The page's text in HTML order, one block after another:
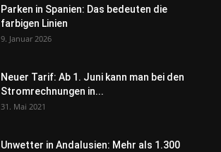
Parken in Spanien: Das bedeuten die
farbigen Linien
9. Januar 2026
Neuer Tarif: Ab 1. Juni kann man bei den
Stromrechnungen in...
31. Mai 2021
Unwetter in Andalusien: Mehr als 1.300